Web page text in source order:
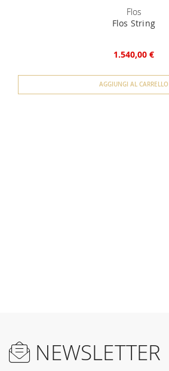
Flos
Flos String
1.540,00 €
AGGIUNGI AL CARRELLO
NEWSLETTER